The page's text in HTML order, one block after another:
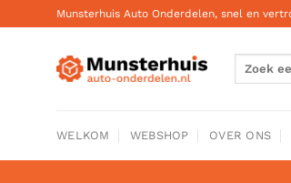
naar
Munsterhuis Auto Onderdelen, snel en
Zoeken
WELKOM WEBSHOP OVER ONS